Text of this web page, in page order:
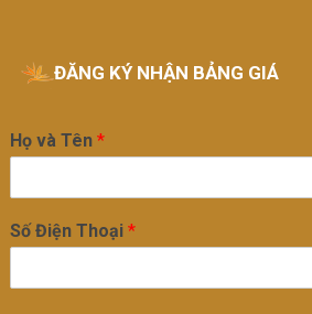
ĐĂNG KÝ NHẬN BẢNG GIÁ
Họ và Tên *
Số Điện Thoại *